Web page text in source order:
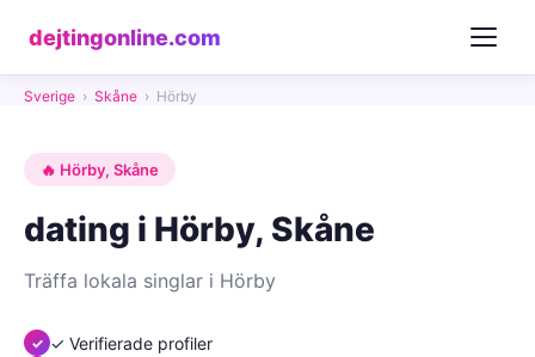
dejtingonline.com
Sverige › Skåne › Hörby
🔥 Hörby, Skåne
dating i Hörby, Skåne
Träffa lokala singlar i Hörby
✓ Verifierade profiler